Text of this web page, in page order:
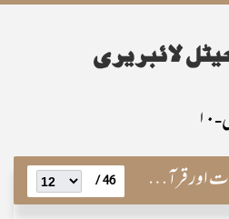
انسانِ مطلوب 46 /